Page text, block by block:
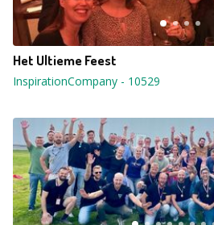
Het Ultieme Feest
InspirationCompany - 10529